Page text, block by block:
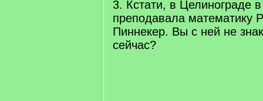
3. Кстати, в Целинограде
преподавала математику
Пиннекер. Вы с ней не
сейчас?